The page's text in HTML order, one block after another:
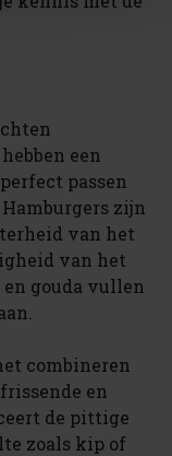
een
passen
zijn
van het
van het
gouda vullen
combineren
en
de pittige
zoals kip of